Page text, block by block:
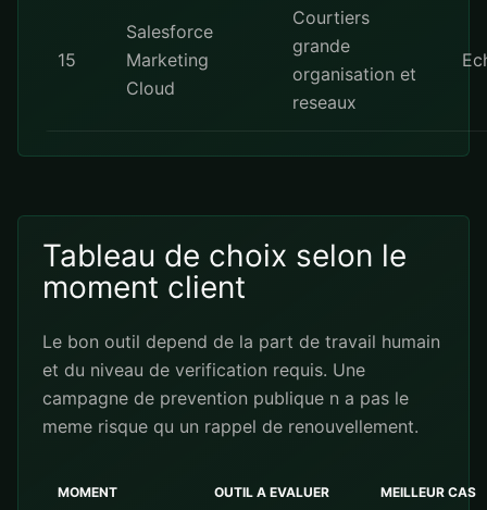
15
Salesforce
Marketing
Cloud
Courtiers
grande
organisation et
reseaux
Tableau de choix selon le
moment client
Le bon outil depend de la part de travail humain
et du niveau de verification requis. Une
campagne de prevention publique n a pas le
meme risque qu un rappel de renouvellement.
MOMENT OUTIL A EVALUER MEILLEUR CAS